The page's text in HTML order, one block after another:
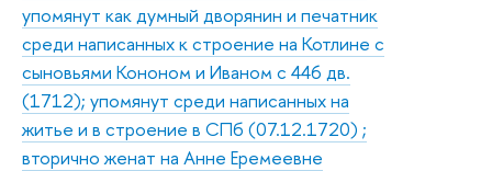
упомянут как думный дворянин и печатник
среди написанных к строение на Котлине с
сыновьями Кононом и Иваном с 446 дв.
(1712); упомянут среди написанных на
житье и в строение в СПб (07.12.1720) ;
вторично женат на Анне Еремеевне